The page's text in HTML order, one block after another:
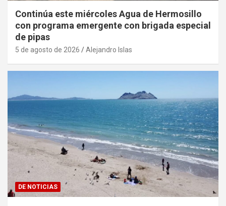
Continúa este miércoles Agua de Hermosillo
con programa emergente con brigada especial
de pipas
5 de agosto de 2026 Alejandro Islas
DE NOTICIAS